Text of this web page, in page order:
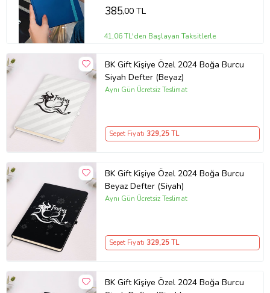
385,00 TL
41,06 TL'den Başlayan Taksitlerle
BK Gift Kişiye Özel 2024 Boğa Burcu
Siyah Defter (Beyaz)
Aynı Gün Ücretsiz Teslimat
Sepet Fiyatı 329,25 TL
BK Gift Kişiye Özel 2024 Boğa Burcu
Beyaz Defter (Siyah)
Aynı Gün Ücretsiz Teslimat
Sepet Fiyatı 329,25 TL
BK Gift Kişiye Özel 2024 Boğa Burcu